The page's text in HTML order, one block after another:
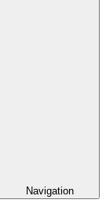
Navigation